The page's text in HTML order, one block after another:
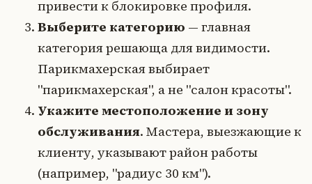
привести к блокировке профиля.
Выберите категорию — главная
категория решающа для видимости.
Парикмахерская выбирает
"парикмахерская", а не "салон красоты".
Укажите местоположение и зону
обслуживания. Мастера, выезжающие к
клиенту, указывают район работы
(например, "радиус 30 км").